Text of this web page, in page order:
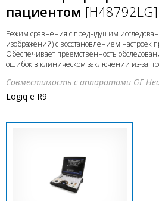
пациентом [H48792LG]
Режим сравнения с предыдущим
изображений) с восстановлением настроек
Обеспечивает преемственность
ошибок в клиническом заключении из-за
Совместимость с аппаратами GE
Logiq e R9